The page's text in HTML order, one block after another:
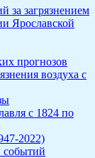
за загрязнением
Ярославской
прогнозов
воздуха с
с 1824 по
2022)
событий